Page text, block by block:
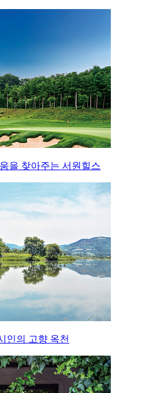
을 찾아주는 서원힐스
인의 고향 옥천